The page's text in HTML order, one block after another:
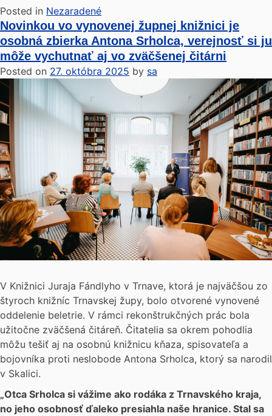
Posted in Nezaradené
Novinkou vo vynovenej župnej knižnici je
osobná zbierka Antona Srholca, verejnosť si ju
môže vychutnať aj vo zväčšenej čitárni
Posted on 27. októbra 2025 by sa
V Knižnici Juraja Fándlyho v Trnave, ktorá je najväčšou zo
štyroch knižníc Trnavskej župy, bolo otvorené vynovené
oddelenie beletrie. V rámci rekonštrukčných prác bola
užitočne zväčšená čitáreň. Čitatelia sa okrem pohodlia
môžu tešiť aj na osobnú knižnicu kňaza, spisovateľa a
bojovníka proti neslobode Antona Srholca, ktorý sa narodil
v Skalici.
„Otca Srholca si vážime ako rodáka z Trnavského kraja,
no jeho osobnosť ďaleko presiahla naše hranice. Stal sa